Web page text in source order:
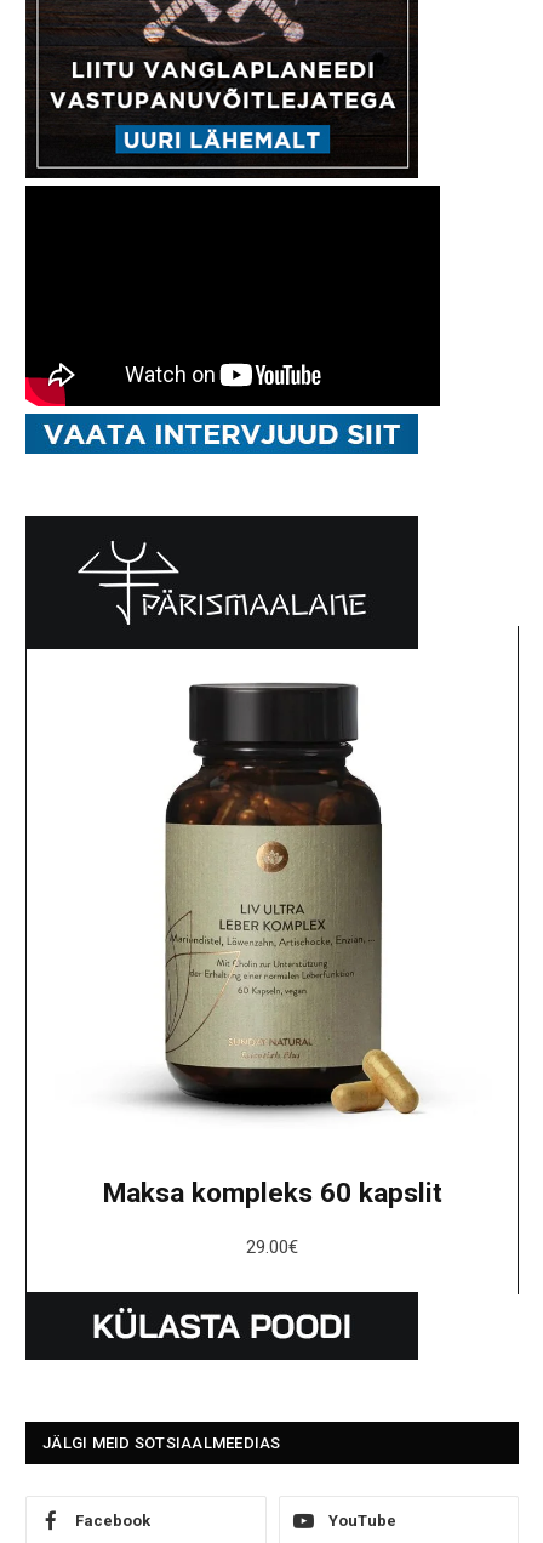
Maksa kompleks 60 kapslit
29.00€
JÄLGI MEID SOTSIAALMEEDIAS
Facebook YouTube